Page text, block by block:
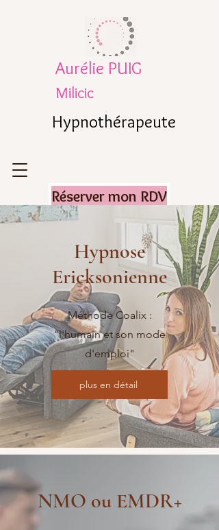
Réserver mon RDV
Hypnothérapeute
Aurélie PUIG
Milicic
Hypnose
Ericksonienne
Méthode Coalix :
"l'humain et son mode
d'emploi"
plus en détail
NMO ou EMDR+